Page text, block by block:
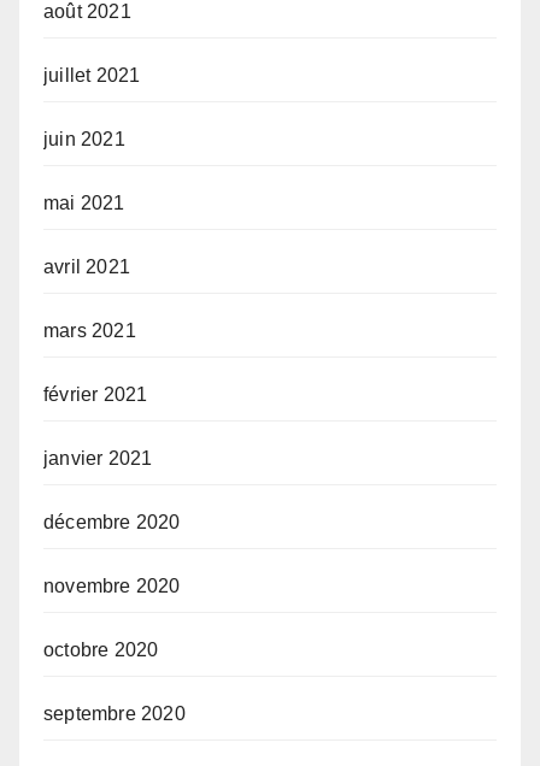
août 2021
juillet 2021
juin 2021
mai 2021
avril 2021
mars 2021
février 2021
janvier 2021
décembre 2020
novembre 2020
octobre 2020
septembre 2020